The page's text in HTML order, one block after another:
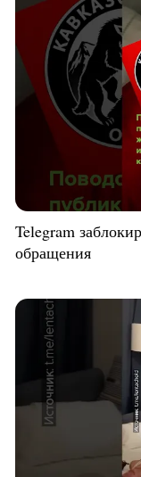
Telegram
обращения